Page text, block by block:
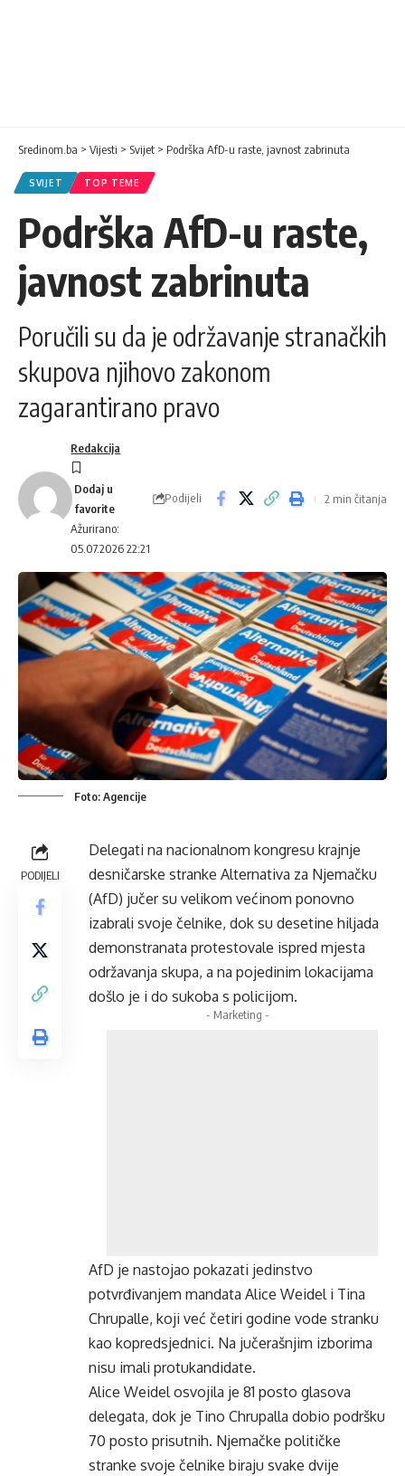
Sredinom.ba > Vijesti > Svijet > Podrška AfD-u raste, javnost zabrinuta
SVIJET TOP TEME
Podrška AfD-u raste,
javnost zabrinuta
Poručili su da je održavanje stranačkih
skupova njihovo zakonom
zagarantirano pravo
Ažurirano:
05.07.2026 22:21
Redakcija
Podijeli 2 min čitanja
Foto: Agencije
PODIJELI
Delegati na nacionalnom kongresu krajnje
desničarske stranke Alternativa za Njemačku
(AfD) jučer su velikom većinom ponovno
izabrali svoje čelnike, dok su desetine hiljada
demonstranata protestovale ispred mjesta
održavanja skupa, a na pojedinim lokacijama
došlo je i do sukoba s policijom.
- Marketing -
AfD je nastojao pokazati jedinstvo
potvrđivanjem mandata Alice Weidel i Tina
Chrupalle, koji već četiri godine vode stranku
kao kopredsjednici. Na jučerašnjim izborima
nisu imali protukandidate.
Alice Weidel osvojila je 81 posto glasova
delegata, dok je Tino Chrupalla dobio podršku
70 posto prisutnih. Njemačke političke
stranke svoje čelnike biraju svake dvije